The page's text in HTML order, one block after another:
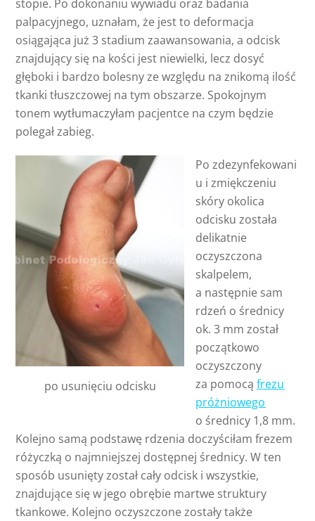
stopie. Po dokonaniu wywiadu oraz badania
palpacyjnego, uznałam, że jest to deformacja
osiągająca już 3 stadium zaawansowania, a odcisk
znajdujący się na kości jest niewielki, lecz dosyć
głęboki i bardzo bolesny ze względu na znikomą ilość
tkanki tłuszczowej na tym obszarze. Spokojnym
tonem wytłumaczyłam pacjentce na czym będzie
polegał zabieg.
po usunięciu odcisku
Po zdezynfekowani
u i zmiękczeniu
skóry okolica
odcisku została
delikatnie
oczyszczona
skalpelem,
a następnie sam
rdzeń o średnicy
ok. 3 mm został
początkowo
oczyszczony
za pomocąfrezu
próżniowego
o średnicy 1,8 mm.
Kolejno samą podstawę rdzenia doczyściłam frezem
różyczką o najmniejszej dostępnej średnicy. W ten
sposób usunięty został cały odcisk i wszystkie,
znajdujące się w jego obrębie martwe struktury
tkankowe. Kolejno oczyszczone zostały także